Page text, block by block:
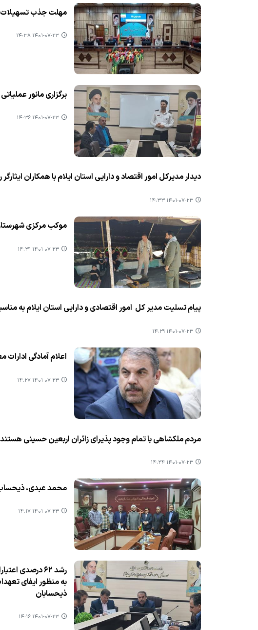
مهلت جذب تسهیلات تبصره ۱۸ تا پایان دیماه
۱۴۰۱-۰۷-۲۳ ۱۴:۳۸
برگزاری مانور
۱۴۰۱-۰۷-۲۳ ۱۴:۳۶
دیدار مدیركل امور اقتصاد و دارایی استان ایلام با همكاران ایثارگر
۱۴۰۱-۰۷-۲۳ ۱۴:۳۳
موكب مركزی
۱۴۰۱-۰۷-۲۳ ۱۴:۳۱
پیام تسلیت مدیر كل امور اقتصادی و دارایی استان ایلام به
۱۴۰۱-۰۷-۲۳ ۱۴:۲۹
اعلام آمادگی
۱۴۰۱-۰۷-۲۳ ۱۴:۲۷
مردم ملكشاهی با تمام وجود پذیرای زائران اربعین حسینی هستند
۱۴۰۱-۰۷-۲۳ ۱۴:۲۴
محمد عبدی، ذیحساب
۱۴۰۱-۰۷-۲۳ ۱۴:۱۷
به منظور ایفای
ذیحسابان
۱۴۰۱-۰۷-۲۳ ۱۴:۱۶